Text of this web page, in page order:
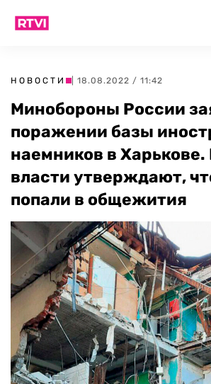
НОВОСТИ | 18.08.2022 / 11:42
Минобороны России
поражении базы
наемников в
власти утверждают,
попали в общежития